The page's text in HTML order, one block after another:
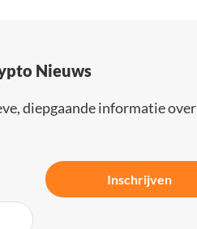
Nieuws
diepgaande informatie over
Inschrijven